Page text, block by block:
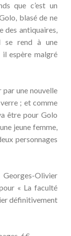
que c’est un
blasé de ne
des antiquaires,
se rend à une
il espère malgré
par une nouvelle
; et comme
être pour Golo
jeune femme,
personnages
Olivier
« La faculté
définitivement